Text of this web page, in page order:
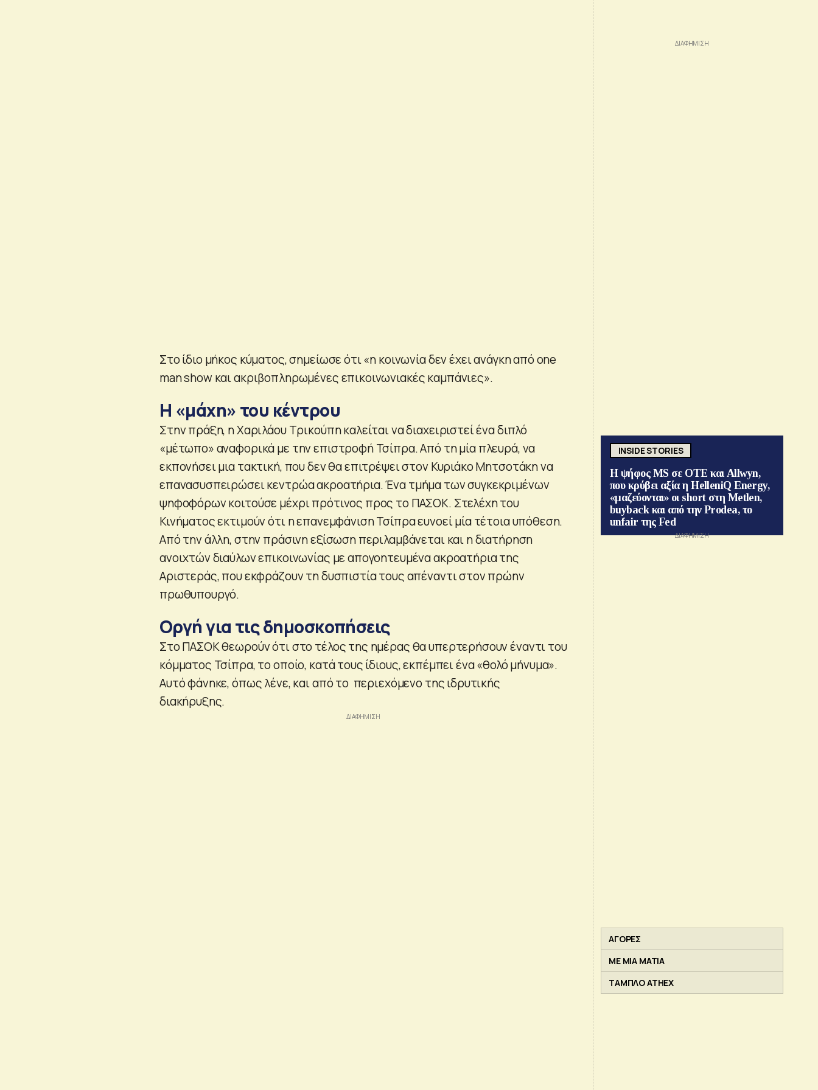
Στο ίδιο μήκος κύματος, σημείωσε ότι «η κοινωνία δεν έχει ανάγκη από one
man show και ακριβοπληρωμένες επικοινωνιακές καμπάνιες».
Η «μάχη» του κέντρου
Στην πράξη, η Χαριλάου Τρικούπη καλείται να διαχειριστεί ένα διπλό
«μέτωπο» αναφορικά με την επιστροφή Τσίπρα. Από τη μία πλευρά, να
εκπονήσει μια τακτική, που δεν θα επιτρέψει στον Κυριάκο Μητσοτάκη να
επανασυσπειρώσει κεντρώα ακροατήρια. Ένα τμήμα των συγκεκριμένων
ψηφοφόρων κοιτούσε μέχρι πρότινος προς το ΠΑΣΟΚ. Στελέχη του
Κινήματος εκτιμούν ότι η επανεμφάνιση Τσίπρα ευνοεί μία τέτοια υπόθεση.
Από την άλλη, στην πράσινη εξίσωση περιλαμβάνεται και η διατήρηση
ανοιχτών διαύλων επικοινωνίας με απογοητευμένα ακροατήρια της
Αριστεράς, που εκφράζουν τη δυσπιστία τους απέναντι στον πρώην
πρωθυπουργό.
Οργή για τις δημοσκοπήσεις
Στο ΠΑΣΟΚ θεωρούν ότι στο τέλος της ημέρας θα υπερτερήσουν έναντι του
κόμματος Τσίπρα, το οποίο, κατά τους ίδιους, εκπέμπει ένα «θολό μήνυμα».
Αυτό φάνηκε, όπως λένε, και από το περιεχόμενο της ιδρυτικής
διακήρυξης.
INSIDE STORIES
Η ψήφος MS σε ΟΤΕ και Allwyn,
που κρύβει αξία η HelleniQ Energy,
«μαζεύονται» οι short στη Metlen,
buyback και από την Prodea, το
unfair της Fed
ΑΓΟΡΕΣ
ΜΕ ΜΙΑ ΜΑΤΙΑ
ΤΑΜΠΛΟ ATHEX